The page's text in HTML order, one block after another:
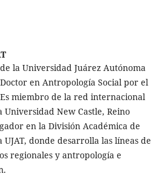
la Universidad Juárez Autónoma
en Antropología Social por el
miembro de la red internacional
Universidad New Castle, Reino
en la División Académica de
donde desarrolla las líneas de
regionales y antropología e